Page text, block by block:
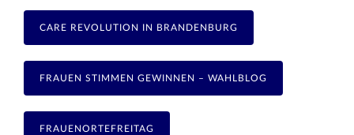
CARE REVOLUTION IN BRANDENBURG
FRAUEN STIMMEN GEWINNEN – WAHLBLOG
FRAUENORTEFREITAG